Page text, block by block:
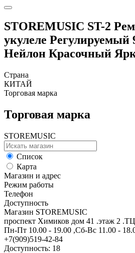
STOREMUSIC ST-2
укулеле Регулируемый
Нейлон Красочный
Страна
КИТАЙ
Торговая марка
Торговая марка
STOREMUSIC
Список
Карта
Магазин и адрес
Режим работы
Телефон
Доступность
Магазин STOREMUSIC
проспект Химиков дом 41 .этаж 2
Пн-Пт 10.00 - 19.00 ,Сб-Вс 11.00 -
+7(909)519-42-84
Доступность: 18